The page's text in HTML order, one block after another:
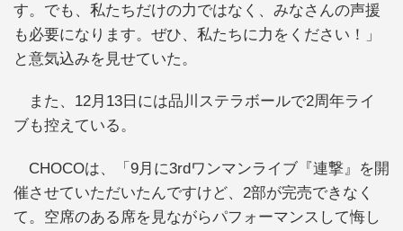
す。でも、私たちだけの力ではなく、みなさんの声援
も必要になります。ぜひ、私たちに力をください！」
と意気込みを見せていた。
また、12月13日には品川ステラボールで2周年ライ
ブも控えている。
CHOCOは、「9月に3rdワンマンライブ『連撃』を開
催させていただいたんですけど、2部が完売できなく
て。空席のある席を見ながらパフォーマンスして悔し